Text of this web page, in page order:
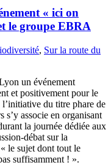
« ici on
le groupe EBRA
, Sur la route du
un événement
et positivement pour le
du titre phare de
s’y associe en organisant
la journée dédiée aux
débat sur la
le sujet dont tout le
suffisamment ! ».